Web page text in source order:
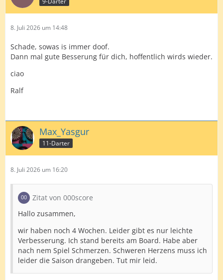
8. Juli 2026 um 14:48
Schade, sowas is immer doof.
Dann mal gute Besserung für dich, hoffentlich wirds wieder.
ciao
Ralf
Max_Yasgur
11-Darter
8. Juli 2026 um 16:20
Zitat von 000score
Hallo zusammen,
wir haben noch 4 Wochen. Leider gibt es nur leichte
Verbesserung. Ich stand bereits am Board. Habe aber
nach nem Spiel Schmerzen. Schweren Herzens muss ich
leider die Saison drangeben. Tut mir leid.